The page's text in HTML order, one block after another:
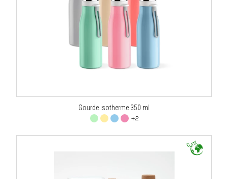
Gourde isotherme 350 ml
+2